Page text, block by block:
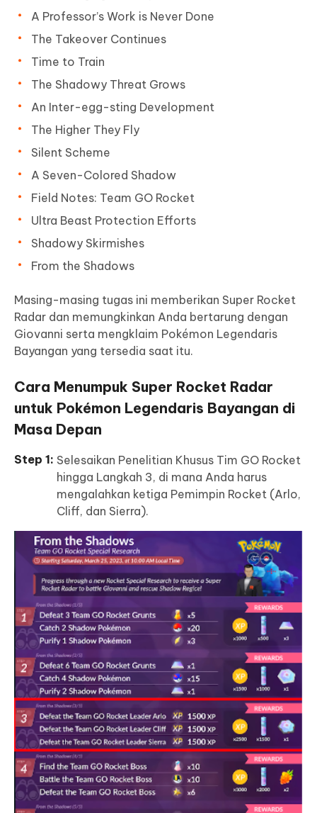
A Professor’s Work is Never Done
The Takeover Continues
Time to Train
The Shadowy Threat Grows
An Inter-egg-sting Development
The Higher They Fly
Silent Scheme
A Seven-Colored Shadow
Field Notes: Team GO Rocket
Ultra Beast Protection Efforts
Shadowy Skirmishes
From the Shadows
Masing-masing tugas ini memberikan Super Rocket
Radar dan memungkinkan Anda bertarung dengan
Giovanni serta mengklaim Pokémon Legendaris
Bayangan yang tersedia saat itu.
Cara Menumpuk Super Rocket Radar
untuk Pokémon Legendaris Bayangan di
Masa Depan
Selesaikan Penelitian Khusus Tim GO Rocket
hingga Langkah 3, di mana Anda harus
mengalahkan ketiga Pemimpin Rocket (Arlo,
Cliff, dan Sierra).